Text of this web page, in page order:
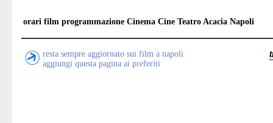
orari film programmazione Cinema Cine Teatro Acacia Napoli
resta sempre aggiornato sui film a napoli
aggiungi questa pagina ai preferiti